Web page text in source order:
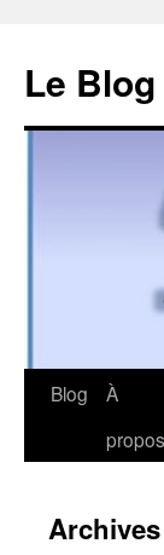
Le
Aller
Blog
À
propos